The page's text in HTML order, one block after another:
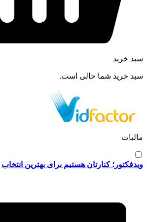
سبد خرید
سبد خرید شما خالی است.
مالیات
ویدفکتور؛ کنارتان هستیم برای بهترین انتخاب